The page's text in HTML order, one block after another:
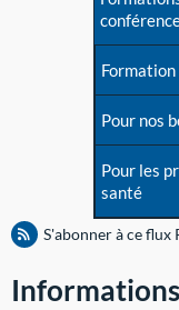
Formation
Pour nos
Pour les
santé
S'abonner à ce flux